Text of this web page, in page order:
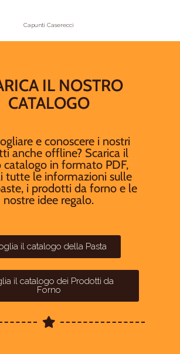
Capunti Caserecci
IL NOSTRO
CATALOGO
e conoscere i nostri
anche offline? Scarica il
catalogo in formato PDF,
tutte le informazioni sulle
i prodotti da forno e le
nostre idee regalo.
il catalogo della Pasta
il catalogo dei Prodotti da
Forno